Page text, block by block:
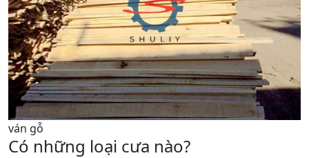
ván gỗ
Có những loại cưa nào?